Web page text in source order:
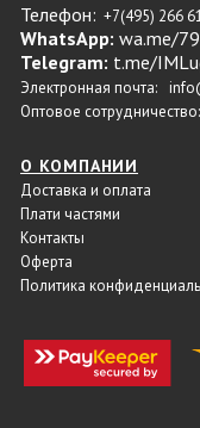
Телефон: +7(495) 266
WhatsApp: wa.me/
Telegram: t.me/
Электронная почта:
Оптовое сотрудничество:
О КОМПАНИИ
Доставка и оплата
Плати частями
Контакты
Оферта
Политика